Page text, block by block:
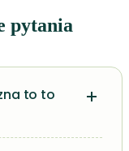
pytania
to to